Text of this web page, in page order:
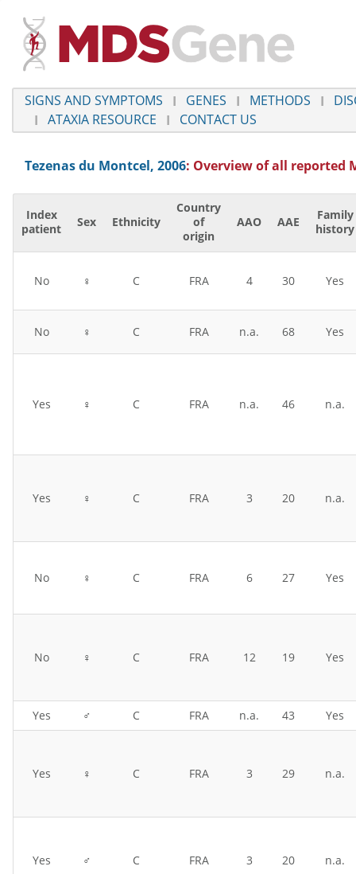
SIGNS AND SYMPTOMS GENES METHODS
ATAXIA RESOURCE
CONTACT US
Tezenas du Montcel, 2006: Overview of all reported
Index
patient
Sex Ethnicity
Country
of
origin
AAO AAE
Family
history
No ♀ C FRA 4 30 Yes
No ♀ C FRA n.a. 68 Yes
Yes ♀ C FRA n.a. 46 n.a.
Yes ♀ C FRA 3 20 n.a.
No ♀ C FRA 6 27 Yes
No ♀ C FRA 12 19 Yes
Yes ♂ C FRA n.a. 43 Yes
Yes ♀ C FRA 3 29 n.a.
Yes ♂ C FRA 3 20 n.a.